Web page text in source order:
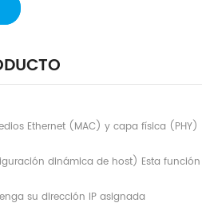
Ethernet (MAC) y capa física (PHY)
dinámica de host) Esta función
su dirección IP asignada